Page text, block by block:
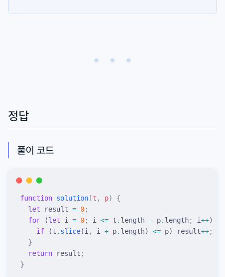
정답
풀이 코드
function solution(t , p)
{
  let
result = 0;
  for
(let i = 0; i <= t . length - p. length; i++)
    if
(t . slice(i , i + p. length) <= p) result++;
  }
  return
result ;
}